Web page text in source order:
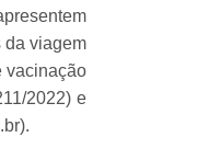
da viagem
vacinação
2022) e